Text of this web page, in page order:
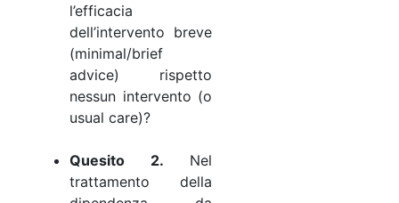
l’efficacia
dell’intervento breve
(minimal/brief
advice) rispetto
nessun intervento (o
usual care)?
Quesito 2. Nel
trattamento della